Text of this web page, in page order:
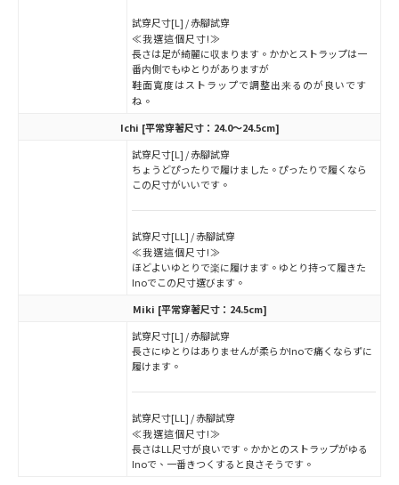
試穿尺寸[L] / 赤腳試穿
≪我選這個尺寸!≫
長さは足が綺麗に収まります。かかとストラップは一
番内側でもゆとりがありますが
鞋面寬度はストラップで調整出来るのが良いです
ね。
Ichi [平常穿著尺寸：24.0～24.5cm]
試穿尺寸[L] / 赤腳試穿
ちょうどぴったりで履けました。ぴったりで履くなら
この尺寸がいいです。
試穿尺寸[LL] / 赤腳試穿
≪我選這個尺寸!≫
ほどよいゆとりで楽に履けます。ゆとり持って履きた
Inoでこの尺寸選びます。
Miki [平常穿著尺寸：24.5cm]
試穿尺寸[L] / 赤腳試穿
長さにゆとりはありませんが柔らかInoで痛くならずに
履けます。
試穿尺寸[LL] / 赤腳試穿
≪我選這個尺寸!≫
長さはLL尺寸が良いです。かかとのストラップがゆる
Inoで、一番きつくすると良さそうです。